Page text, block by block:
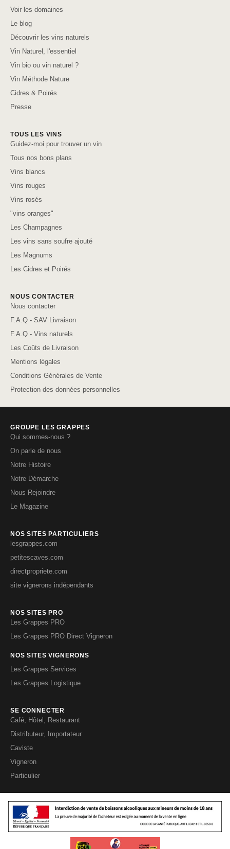
Voir les domaines
Le blog
Découvrir les vins naturels
Vin Naturel, l'essentiel
Vin bio ou vin naturel ?
Vin Méthode Nature
Cidres & Poirés
Presse
TOUS LES VINS
Guidez-moi pour trouver un vin
Tous nos bons plans
Vins blancs
Vins rouges
Vins rosés
"vins oranges"
Les Champagnes
Les vins sans soufre ajouté
Les Magnums
Les Cidres et Poirés
NOUS CONTACTER
Nous contacter
F.A.Q - SAV Livraison
F.A.Q - Vins naturels
Les Coûts de Livraison
Mentions légales
Conditions Générales de Vente
Protection des données personnelles
GROUPE LES GRAPPES
Qui sommes-nous ?
On parle de nous
Notre Histoire
Notre Démarche
Nous Rejoindre
Le Magazine
NOS SITES PARTICULIERS
lesgrappes.com
petitescaves.com
directpropriete.com
site vignerons indépendants
NOS SITES PRO
Les Grappes PRO
Les Grappes PRO Direct Vigneron
NOS SITES VIGNERONS
Les Grappes Services
Les Grappes Logistique
SE CONNECTER
Café, Hôtel, Restaurant
Distributeur, Importateur
Caviste
Vigneron
Particulier